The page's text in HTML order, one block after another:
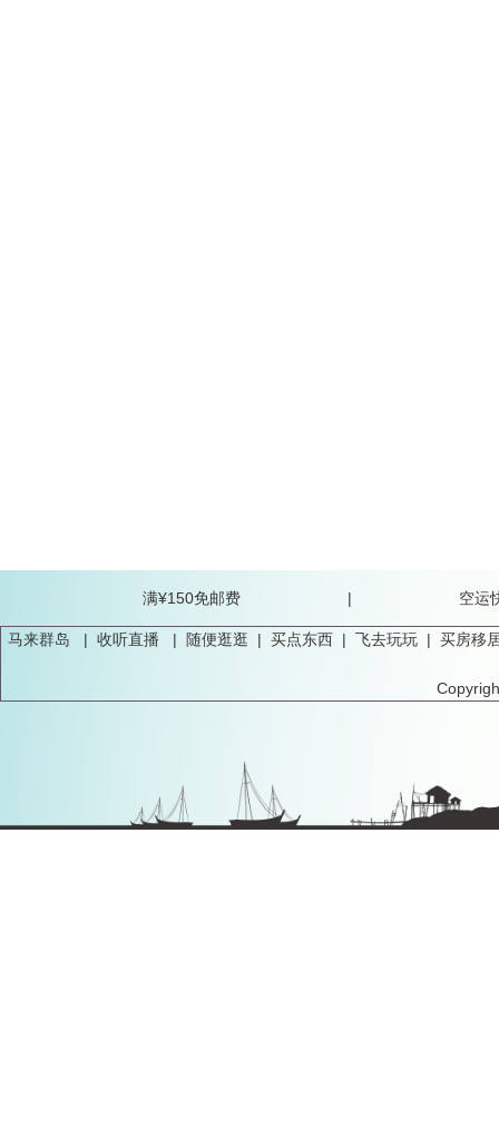
满¥150免邮费 |
马来群岛 |收听直播 | 随便逛逛 |买点东西 |飞去玩玩 |买房移